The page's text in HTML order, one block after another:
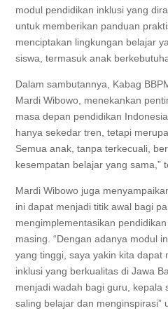
modul pendidikan inklusi yang
untuk memberikan panduan
menciptakan lingkungan belajar
siswa, termasuk anak
Dalam sambutannya, Kabag
Mardi Wibowo, menekankan
masa depan pendidikan
hanya sekedar tren, tetapi
Semua anak, tanpa terkecuali,
kesempatan belajar yang sama,”
Mardi Wibowo juga
ini dapat menjadi titik awal bagi
mengimplementasikan
masing. “Dengan adanya modul
yang tinggi, saya yakin kita dapat
inklusi yang berkualitas di Jawa
menjadi wadah bagi guru, kepala
saling belajar dan menginspirasi”